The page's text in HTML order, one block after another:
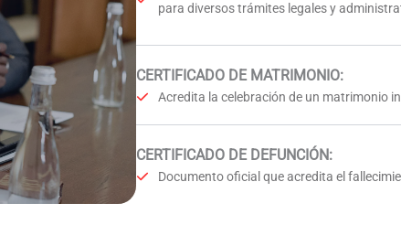
para diversos trámites legales y
CERTIFICADO DE MATRIMONIO:
Acredita la celebración de un matrimonio
CERTIFICADO DE DEFUNCIÓN:
Documento oficial que acredita el